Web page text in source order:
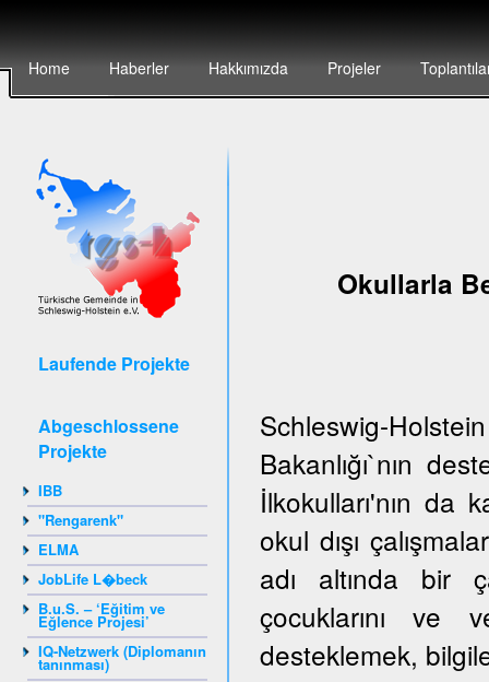
Home Haberler Hakkımızda Projeler
Laufende Projekte
Abgeschlossene
Projekte
IBB
"Rengarenk"
ELMA
JobLife L�beck
B.u.S. – ‘Eğitim ve
Eğlence Projesi’
IQ-Netzwerk (Diplomanın
tanınması)
Okullarla
Schleswig-
Bakanlığı`nın
İlkokulları'nın da
okul dışı
adı altında bir
çocuklarını ve
desteklemek,